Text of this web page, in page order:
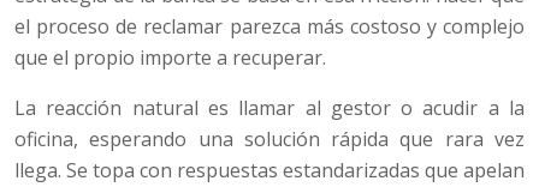
el proceso de reclamar parezca más costoso y complejo
que el propio importe a recuperar.
La reacción natural es llamar al gestor o acudir a la
oficina, esperando una solución rápida que rara vez
llega. Se topa con respuestas estandarizadas que apelan